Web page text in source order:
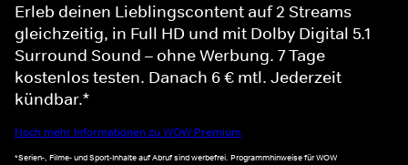
Erleb deinen Lieblingscontent auf 2 Streams
gleichzeitig, in Full HD und mit Dolby Digital 5.1
Surround Sound – ohne Werbung. 7 Tage
kostenlos testen. Danach 6 € mtl. Jederzeit
kündbar.*
Noch mehr Informationen zu WOW Premium
*Serien-, Filme- und Sport-Inhalte auf Abruf sind werbefrei. Programmhinweise für WOW